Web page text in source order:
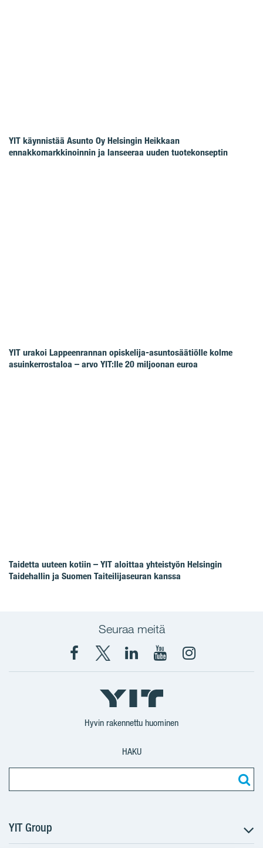
YIT käynnistää Asunto Oy Helsingin Heikkaan
ennakkomarkkinoinnin ja lanseeraa uuden tuotekonseptin
YIT urakoi Lappeenrannan opiskelija-asuntosäätiölle kolme
asuinkerrostaloa – arvo YIT:lle 20 miljoonan euroa
Taidetta uuteen kotiin – YIT aloittaa yhteistyön Helsingin
Taidehallin ja Suomen Taiteilijaseuran kanssa
Seuraa meitä
Facebook
X
YIT
Suomi
YIT
Corporation
YIT
Corporation
Instagram
Hyvin rakennettu huominen
HAKU
YIT Group